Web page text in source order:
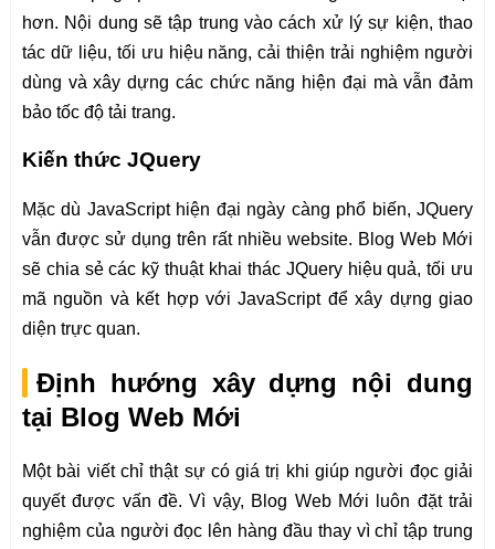
hơn. Nội dung sẽ tập trung vào cách xử lý sự kiện, thao
tác dữ liệu, tối ưu hiệu năng, cải thiện trải nghiệm người
dùng và xây dựng các chức năng hiện đại mà vẫn đảm
bảo tốc độ tải trang.
Kiến thức JQuery
Mặc dù JavaScript hiện đại ngày càng phổ biến, JQuery
vẫn được sử dụng trên rất nhiều website. Blog Web Mới
sẽ chia sẻ các kỹ thuật khai thác JQuery hiệu quả, tối ưu
mã nguồn và kết hợp với JavaScript để xây dựng giao
diện trực quan.
Định hướng xây dựng nội dung
tại Blog Web Mới
Một bài viết chỉ thật sự có giá trị khi giúp người đọc giải
quyết được vấn đề. Vì vậy, Blog Web Mới luôn đặt trải
nghiệm của người đọc lên hàng đầu thay vì chỉ tập trung